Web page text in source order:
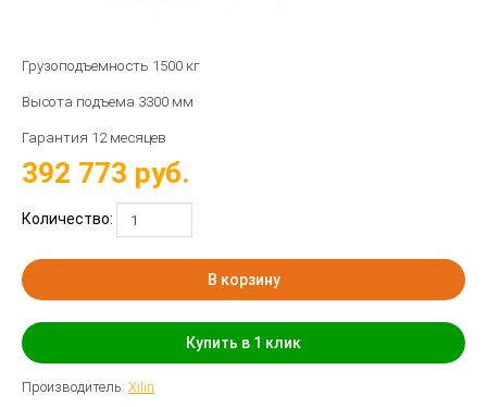
Грузоподъемность 1500 кг
Высота подъема 3300 мм
Гарантия 12 месяцев
392 773 руб.
Количество:
В корзину
Купить в 1 клик
Производитель: Xilin